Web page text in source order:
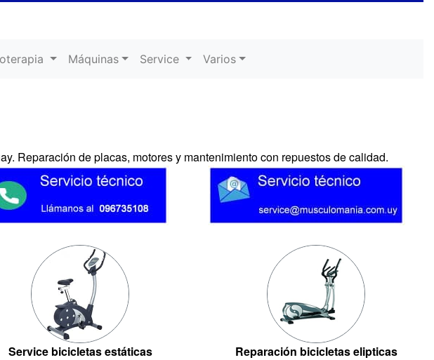
Máquinas Service Varios
Reparación de placas, motores y mantenimiento con repuestos de calidad.
Service bicicletas estáticas Reparación bicicletas elipticas